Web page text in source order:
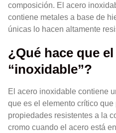
composición. El acero
contiene metales a base de
únicas lo hacen altamente
¿Qué hace que
“inoxidable”?
El acero inoxidable contiene
que es el elemento crítico
propiedades resistentes a la
cromo cuando el acero está